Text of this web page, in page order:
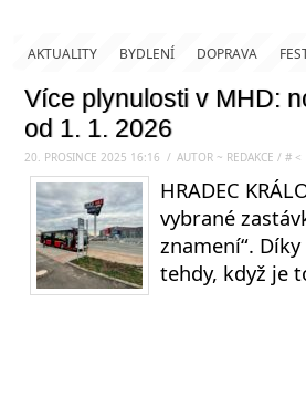
AKTUALITY BYDLENÍ DOPRAVA
Více plynulosti v MHD:
od 1. 1. 2026
20. PROSINCE 2025 16:16 / AUTOR ~ REDAKCE / # <
HRADEC
vybrané
znamení“.
tehdy, když je